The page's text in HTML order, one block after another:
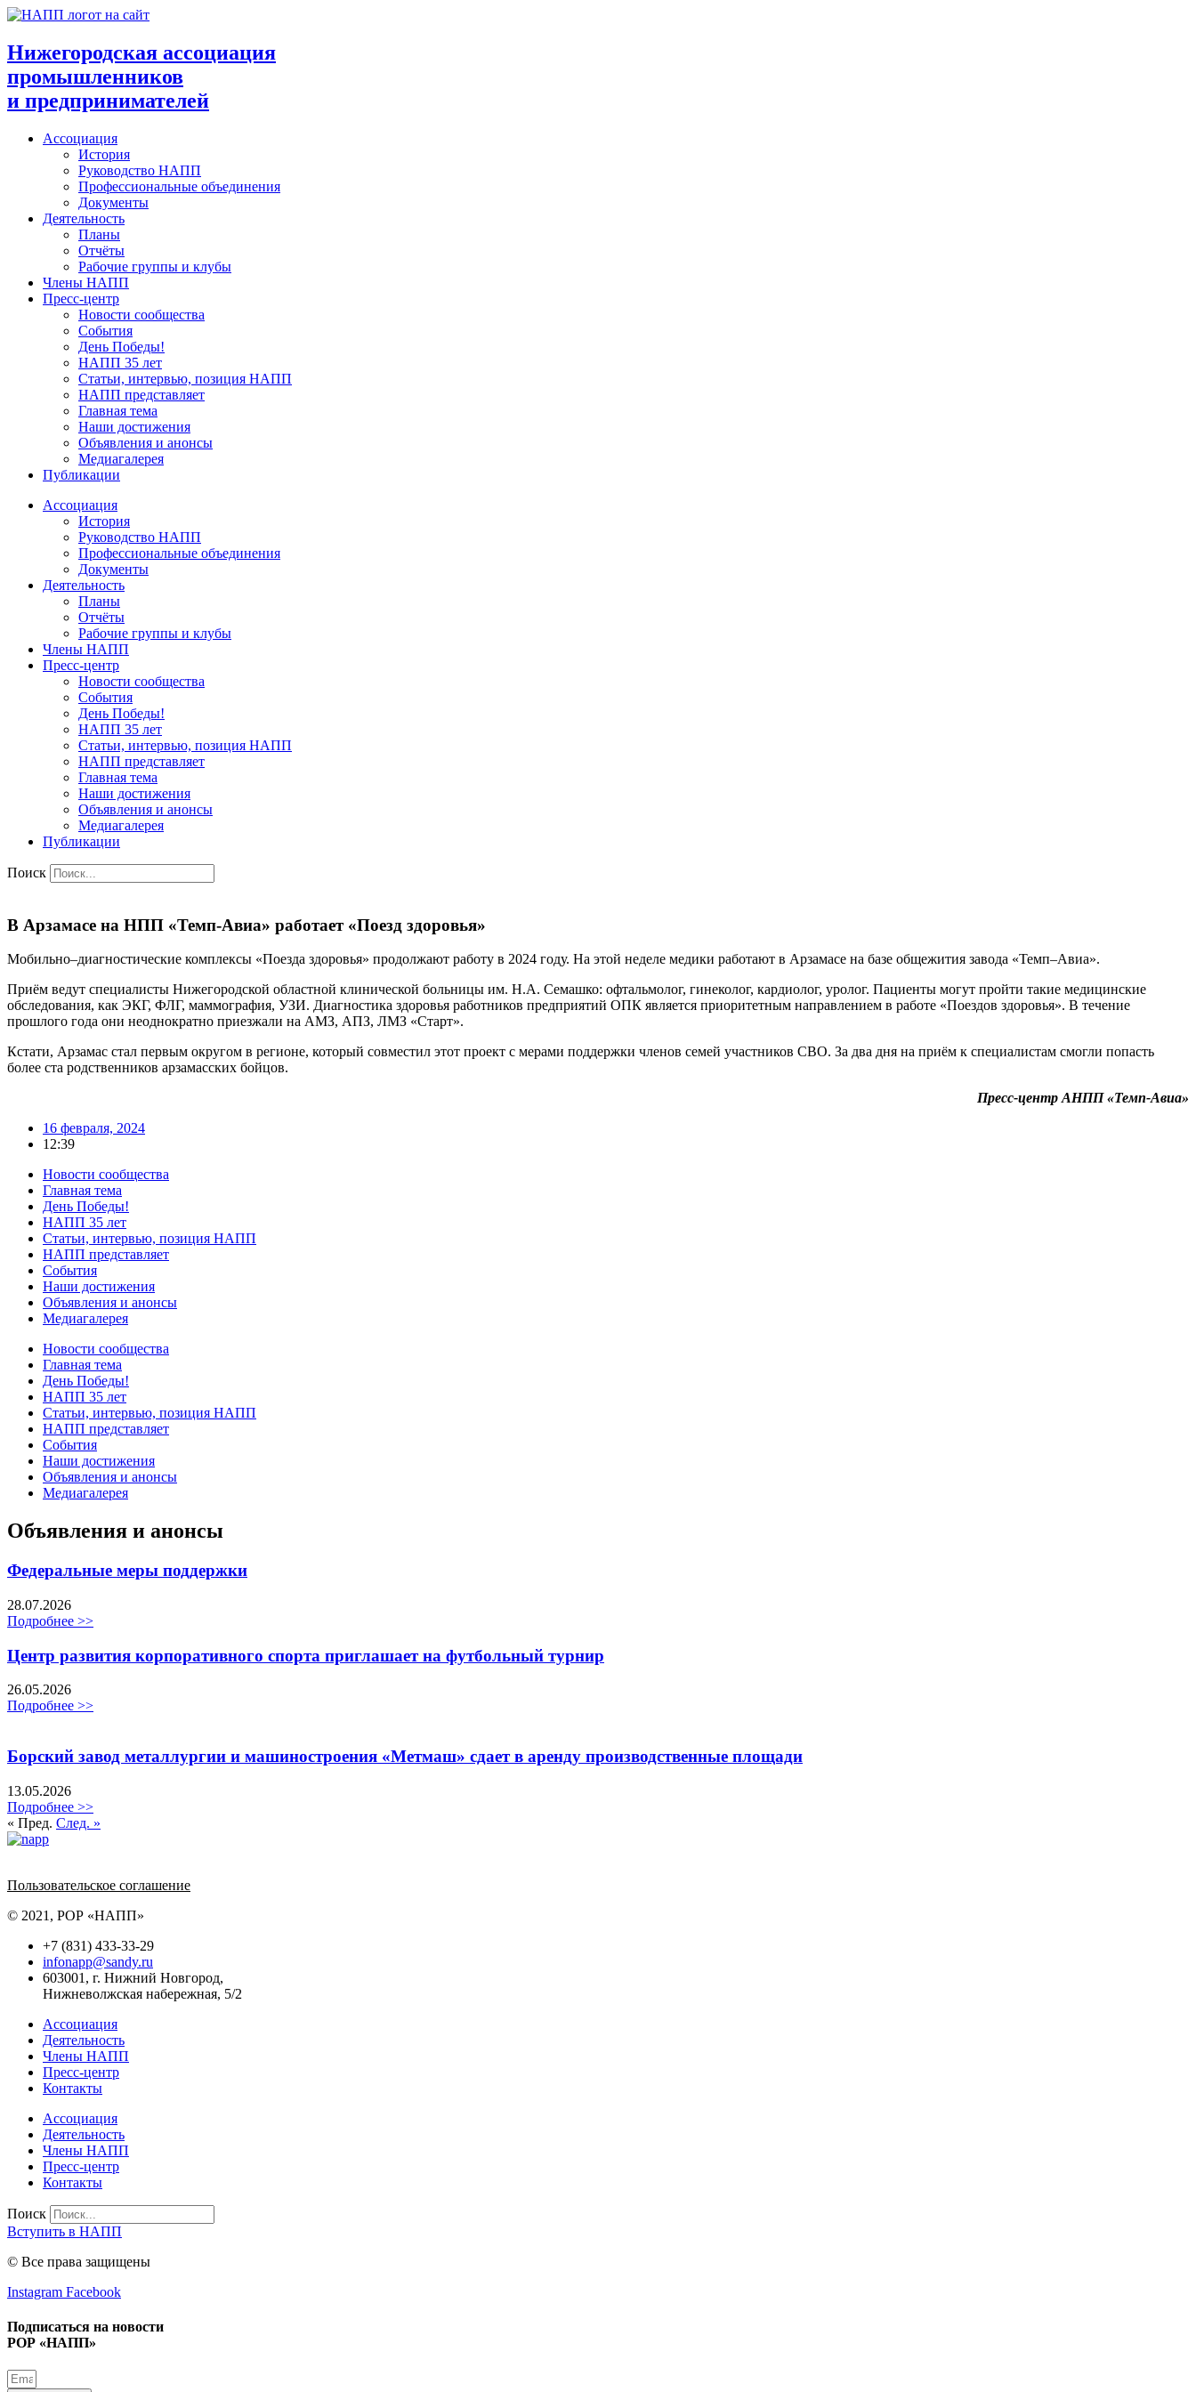
Перейти
содержимому
Нижегородская ассоциация
промышленников
и предпринимателей
Ассоциация
История
Руководство НАПП
Профессиональные объединения
Документы
Деятельность
Планы
Отчёты
Рабочие группы и клубы
Члены НАПП
Пресс-центр
Новости сообщества
События
День Победы!
НАПП 35 лет
Статьи, интервью, позиция НАПП
НАПП представляет
Главная тема
Наши достижения
Объявления и анонсы
Медиагалерея
Публикации
Ассоциация
История
Руководство НАПП
Профессиональные объединения
Документы
Деятельность
Планы
Отчёты
Рабочие группы и клубы
Члены НАПП
Пресс-центр
Новости сообщества
События
День Победы!
НАПП 35 лет
Статьи, интервью, позиция НАПП
НАПП представляет
Главная тема
Наши достижения
Объявления и анонсы
Медиагалерея
Публикации
Поиск
В Арзамасе на НПП «Темп-Авиа» работает «Поезд здоровья»
Мобильно–диагностические комплексы «Поезда здоровья» продолжают работу в 2024 году. На этой неделе медики работают в Арзамасе на базе общежития завода «Темп–Авиа».
Приём ведут специалисты Нижегородской областной клинической больницы им. Н.А. Семашко: офтальмолог, гинеколог, кардиолог, уролог. Пациенты могут пройти такие медицинские
обследования, как ЭКГ, ФЛГ, маммография, УЗИ. Диагностика здоровья работников предприятий ОПК является приоритетным направлением в работе «Поездов здоровья». В течение
прошлого года они неоднократно приезжали на АМЗ, АПЗ, ЛМЗ «Старт».
Кстати, Арзамас стал первым округом в регионе, который совместил этот проект с мерами поддержки членов семей участников СВО. За два дня на приём к специалистам смогли попасть
более ста родственников арзамасских бойцов.
Пресс-центр АНПП «Темп-Авиа»
16 февраля, 2024
12:39
Новости сообщества
Главная тема
День Победы!
НАПП 35 лет
Статьи, интервью, позиция НАПП
НАПП представляет
События
Наши достижения
Объявления и анонсы
Медиагалерея
Новости сообщества
Главная тема
День Победы!
НАПП 35 лет
Статьи, интервью, позиция НАПП
НАПП представляет
События
Наши достижения
Объявления и анонсы
Медиагалерея
Объявления и анонсы
Федеральные меры поддержки
28.07.2026
Подробнее >>
Центр развития корпоративного спорта приглашает на футбольный турнир
26.05.2026
Подробнее >>
Борский завод металлургии и машиностроения «Метмаш» сдает в аренду производственные площади
13.05.2026
Подробнее >>
« Пред. След. »
Пользовательское соглашение
© 2021, РОР «НАПП»
+7 (831) 433-33-29
infonapp@sandy.ru
603001, г. Нижний Новгород,
Нижневолжская набережная, 5/2
Ассоциация
Деятельность
Члены НАПП
Пресс-центр
Контакты
Ассоциация
Деятельность
Члены НАПП
Пресс-центр
Контакты
Поиск
Вступить в НАПП
© Все права защищены
Instagram Facebook
Подписаться на новости
РОР «НАПП»